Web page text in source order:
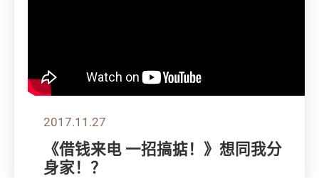
2017.11.27
《借钱来电 一招搞掂！》想同我分
身家！？